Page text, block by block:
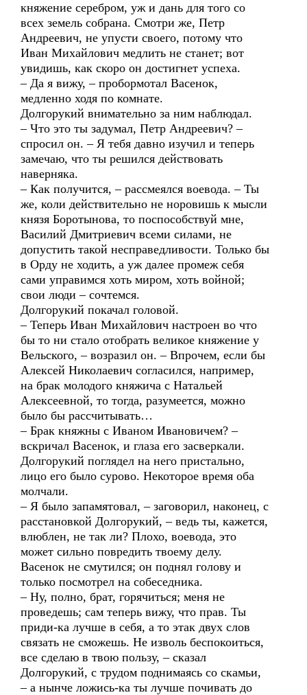
княжение серебром, уж и дань для того со
всех земель собрана. Смотри же, Петр
Андреевич, не упусти своего, потому что
Иван Михайлович медлить не станет; вот
увидишь, как скоро он достигнет успеха.
– Да я вижу, – пробормотал Васенок,
медленно ходя по комнате.
Долгорукий внимательно за ним наблюдал.
– Что это ты задумал, Петр Андреевич? –
спросил он. – Я тебя давно изучил и теперь
замечаю, что ты решился действовать
наверняка.
– Как получится, – рассмеялся воевода. – Ты
же, коли действительно не норовишь к мысли
князя Боротынова, то поспособствуй мне,
Василий Дмитриевич всеми силами, не
допустить такой несправедливости. Только бы
в Орду не ходить, а уж далее промеж себя
сами управимся хоть миром, хоть войной;
свои люди – сочтемся.
Долгорукий покачал головой.
– Теперь Иван Михайлович настроен во что
бы то ни стало отобрать великое княжение у
Вельского, – возразил он. – Впрочем, если бы
Алексей Николаевич согласился, например,
на брак молодого княжича с Натальей
Алексеевной, то тогда, разумеется, можно
было бы рассчитывать…
– Брак княжны с Иваном Ивановичем? –
вскричал Васенок, и глаза его засверкали.
Долгорукий поглядел на него пристально,
лицо его было сурово. Некоторое время оба
молчали.
– Я было запамятовал, – заговорил, наконец, с
расстановкой Долгорукий, – ведь ты, кажется,
влюблен, не так ли? Плохо, воевода, это
может сильно повредить твоему делу.
Васенок не смутился; он поднял голову и
только посмотрел на собеседника.
– Ну, полно, брат, горячиться; меня не
проведешь; сам теперь вижу, что прав. Ты
приди-ка лучше в себя, а то этак двух слов
связать не сможешь. Не изволь беспокоиться,
все сделаю в твою пользу, – сказал
Долгорукий, с трудом поднимаясь со скамьи,
– а нынче ложись-ка ты лучше почивать до